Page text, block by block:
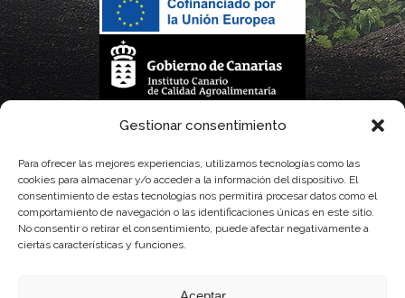
Gestionar consentimiento
Para ofrecer las mejores experiencias, utilizamos tecnologías como las
cookies para almacenar y/o acceder a la información del dispositivo. El
consentimiento de estas tecnologías nos permitirá procesar datos como el
comportamiento de navegación o las identificaciones únicas en este sitio.
No consentir o retirar el consentimiento, puede afectar negativamente a
ciertas características y funciones.
La gestión de la DOP Lanzarote realizada por este Consejo Regulador es financiada,
con fondos provenientes del presupuesto de gastos del Instituto Canario de
Calidad Agroalimentaria